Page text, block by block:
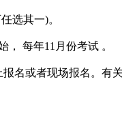
选其一)。
， 每年11月份考试 。
名或者现场报名。有